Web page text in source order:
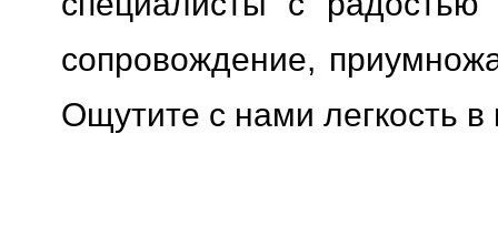
сопровождение,
Ощутите с нами легкость